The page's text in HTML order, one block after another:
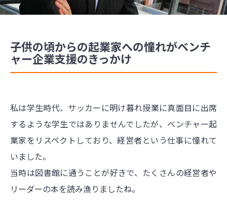
子供の頃からの起業家への憧れがベンチ
ャー企業支援のきっかけ
私は学生時代、サッカーに明け暮れ授業に真面目に出席
するような学生ではありませんでしたが、ベンチャー起
業家をリスペクトしており、経営者という仕事に憧れて
いました。
当時は図書館に通うことが好きで、たくさんの経営者や
リーダーの本を読み漁りましたね。